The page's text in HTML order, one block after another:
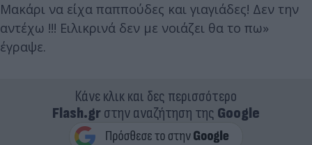
Μακάρι να είχα παππούδες και γιαγιάδες! Δεν την
αντέχω !!! Ειλικρινά δεν με νοιάζει θα το πω»
έγραψε.
Κάνε κλικ και δες περισσότερο
Flash.grστην αναζήτηση της Google